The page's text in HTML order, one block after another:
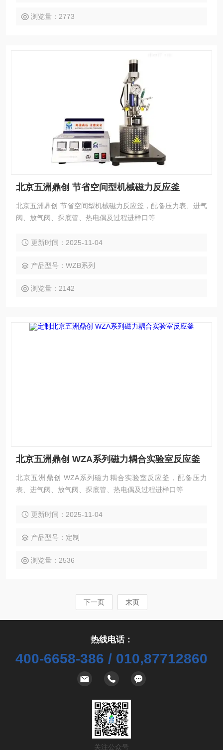
浏览量：2773
北京五洲鼎创 节省空间型机械磁力反应釜
北京五洲鼎创 节省空间型机械磁力反应釜，配备压力表、进气
阀、放气阀、探底管、热电偶及过程进样口等
更新时间：2025-11-04
产品型号：WZB系列
浏览量：2142
北京五洲鼎创 WZA系列磁力耦合实验室反应釜
北京五洲鼎创 WZA系列磁力耦合实验室反应釜，配备压力
表、进气阀、放气阀、探底管、热电偶及过程进样口等
更新时间：2025-11-04
产品型号：定制
浏览量：2536
下一页 末页
热线电话：
400-6658-386 / 010,87712860
关注公众号